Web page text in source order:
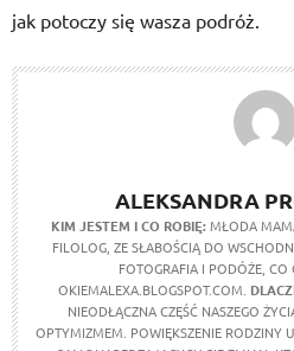
jak potoczy się wasza podróż.
ALEKSANDRA
KIM JESTEM I CO ROBIĘ:MŁODA
FILOLOG, ZE SŁABOŚCIĄ DO
FOTOGRAFIA I PODÓŻE,
OKIEMALEXA.BLOGSPOT.COM.
NIEODŁĄCZNA CZĘŚĆ NASZEGO
OPTYMIZMEM. POWIĘKSZENIE RODZINY